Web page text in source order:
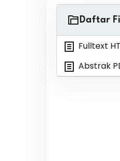
Daftar
Fulltext
Abstrak